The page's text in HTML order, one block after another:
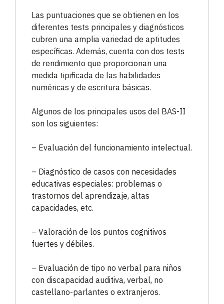
Las puntuaciones que se obtienen en los
diferentes tests principales y diagnósticos
cubren una amplia variedad de aptitudes
específicas. Además, cuenta con dos tests
de rendimiento que proporcionan una
medida tipificada de las habilidades
numéricas y de escritura básicas.
Algunos de los principales usos del BAS-II
son los siguientes:
– Evaluación del funcionamiento intelectual.
– Diagnóstico de casos con necesidades
educativas especiales: problemas o
trastornos del aprendizaje, altas
capacidades, etc.
– Valoración de los puntos cognitivos
fuertes y débiles.
– Evaluación de tipo no verbal para niños
con discapacidad auditiva, verbal, no
castellano-parlantes o extranjeros.